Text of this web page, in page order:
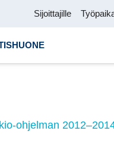
Sijoittajille
ohjelman